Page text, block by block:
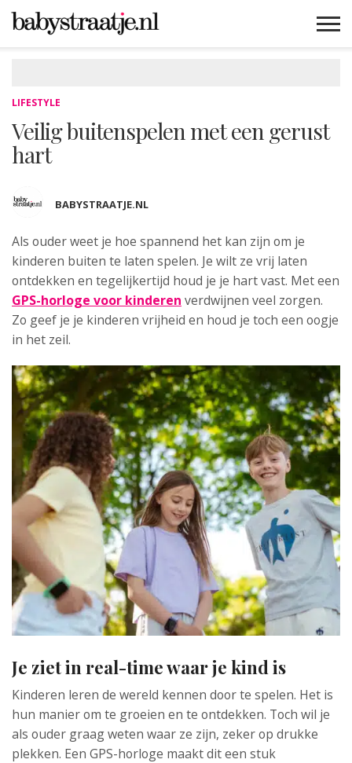
LIFESTYLE
Veilig buitenspelen met een gerust
hart
BABYSTRAATJE.NL
Als ouder weet je hoe spannend het kan zijn om je
kinderen buiten te laten spelen. Je wilt ze vrij laten
ontdekken en tegelijkertijd houd je je hart vast. Met een
GPS-horloge voor kinderen verdwijnen veel zorgen.
Zo geef je je kinderen vrijheid en houd je toch een oogje
in het zeil.
Je ziet in real-time waar je kind is
Kinderen leren de wereld kennen door te spelen. Het is
hun manier om te groeien en te ontdekken. Toch wil je
als ouder graag weten waar ze zijn, zeker op drukke
plekken. Een GPS-horloge maakt dit een stuk